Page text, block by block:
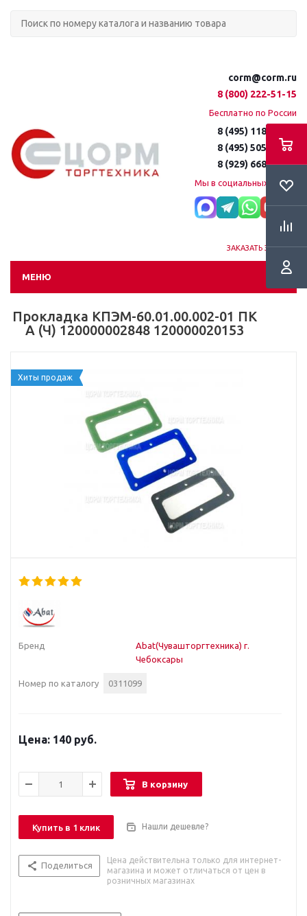
corm@corm.ru
8 (800) 222-51-15
Бесплатно по России
8 (495) 118-61-16
8 (495) 505-51-15
8 (929) 668-95-35
Мы в социальных сетях:
ЗАКАЗАТЬ ЗВОНОК
МЕНЮ
Прокладка КПЭМ-60.01.00.002-01 ПК
А (Ч) 120000002848 120000020153
Хиты продаж
Бренд
Abat(Чувашторгтехника) г.
Чебоксары
Номер по каталогу 0311099
140 руб.
В корзину
Купить в 1 клик Нашли дешевле?
Поделиться
Цена действительна только для интернет-
магазина и может отличаться от цен в
розничных магазинах